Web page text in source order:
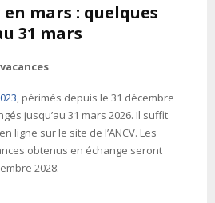
mars : quelques
31 mars
, périmés depuis le 31 décembre
jusqu’au 31 mars 2026. Il suffit
ligne sur le site de l’ANCV. Les
obtenus en échange seront
2028.